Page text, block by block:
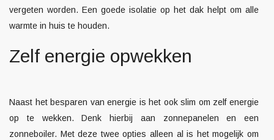
vergeten worden. Een goede isolatie op het dak helpt om alle
warmte in huis te houden.
Zelf energie opwekken
Naast het besparen van energie is het ook slim om zelf energie
op te wekken. Denk hierbij aan zonnepanelen en een
zonneboiler. Met deze twee opties alleen al is het mogelijk om